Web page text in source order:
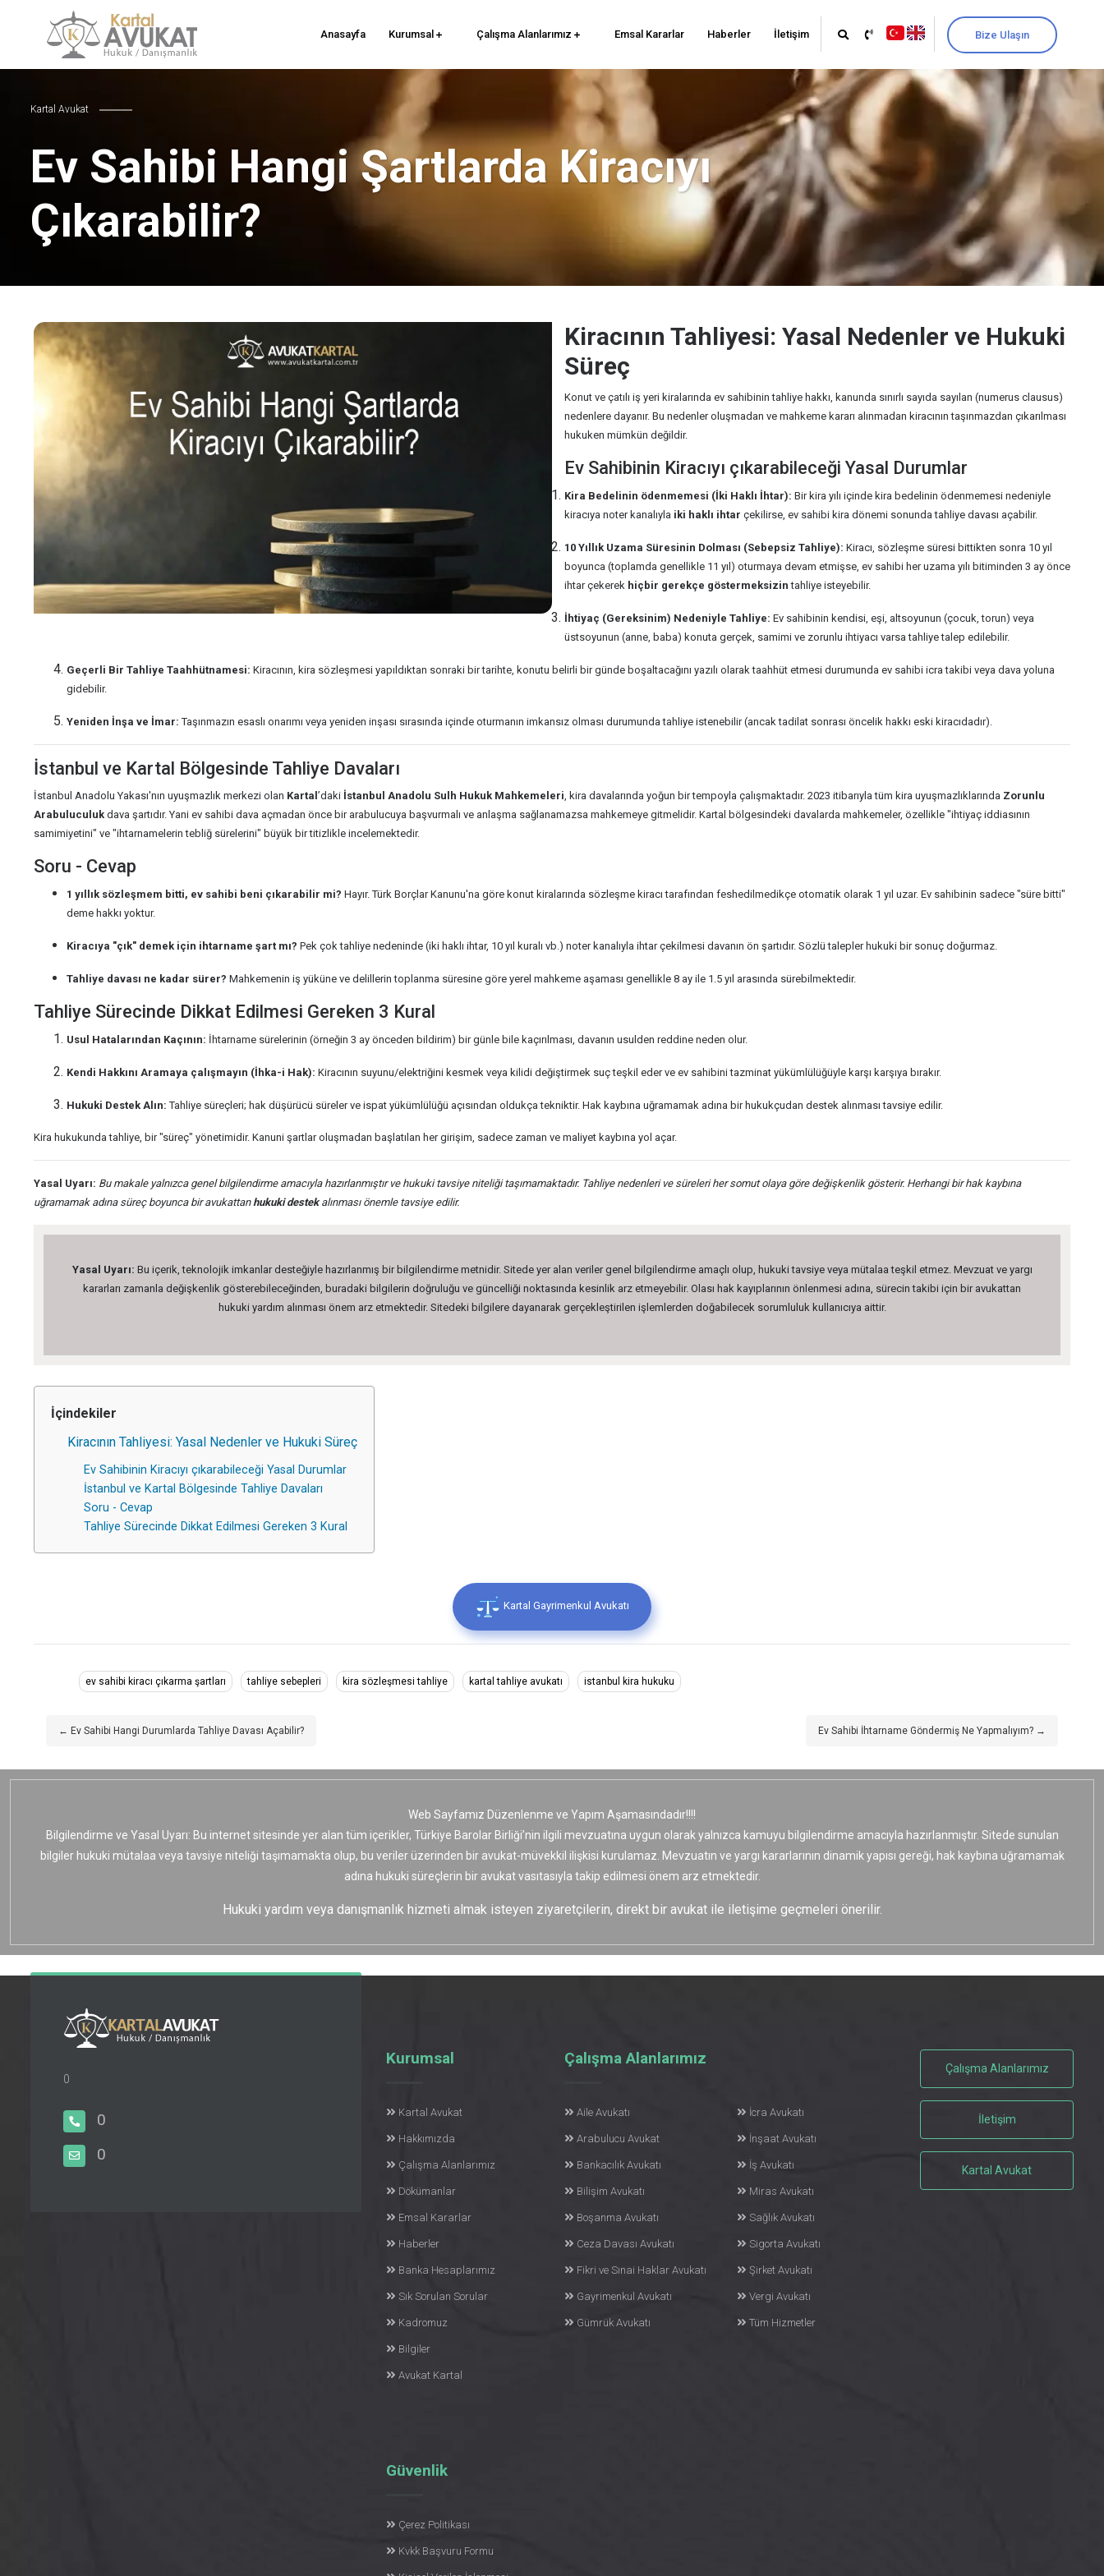
Anasayfa Kurumsal Çalışma Alanlarımız Emsal Kararlar Haberler İletişim Bize Ulaşın
Kartal Avukat
Ev Sahibi Hangi Şartlarda Kiracıyı
Çıkarabilir?
Kiracının Tahliyesi: Yasal Nedenler ve Hukuki
Süreç
Konut ve çatılı iş yeri kiralarında ev sahibinin tahliye hakkı, kanunda sınırlı sayıda sayılan (numerus clausus)
nedenlere dayanır. Bu nedenler oluşmadan ve mahkeme kararı alınmadan kiracının taşınmazdan çıkarılması
hukuken mümkün değildir.
Ev Sahibinin Kiracıyı çıkarabileceği Yasal Durumlar
Kira Bedelinin ödenmemesi (İki Haklı İhtar): Bir kira yılı içinde kira bedelinin ödenmemesi nedeniyle
kiracıya noter kanalıyla iki haklı ihtar çekilirse, ev sahibi kira dönemi sonunda tahliye davası açabilir.
10 Yıllık Uzama Süresinin Dolması (Sebepsiz Tahliye): Kiracı, sözleşme süresi bittikten sonra 10 yıl
boyunca (toplamda genellikle 11 yıl) oturmaya devam etmişse, ev sahibi her uzama yılı bitiminden 3 ay önce
ihtar çekerek hiçbir gerekçe göstermeksizin tahliye isteyebilir.
İhtiyaç (Gereksinim) Nedeniyle Tahliye: Ev sahibinin kendisi, eşi, altsoyunun (çocuk, torun) veya
üstsoyunun (anne, baba) konuta gerçek, samimi ve zorunlu ihtiyacı varsa tahliye talep edilebilir.
Geçerli Bir Tahliye Taahhütnamesi: Kiracının, kira sözleşmesi yapıldıktan sonraki bir tarihte, konutu belirli bir günde boşaltacağını yazılı olarak taahhüt etmesi durumunda ev sahibi icra takibi veya dava yoluna
gidebilir.
Yeniden İnşa ve İmar: Taşınmazın esaslı onarımı veya yeniden inşası sırasında içinde oturmanın imkansız olması durumunda tahliye istenebilir (ancak tadilat sonrası öncelik hakkı eski kiracıdadır).
İstanbul ve Kartal Bölgesinde Tahliye Davaları
İstanbul Anadolu Yakası'nın uyuşmazlık merkezi olan Kartal ’daki İstanbul Anadolu Sulh Hukuk Mahkemeleri, kira davalarında yoğun bir tempoyla çalışmaktadır. 2023 itibarıyla tüm kira uyuşmazlıklarında Zorunlu
Arabuluculuk dava şartıdır. Yani ev sahibi dava açmadan önce bir arabulucuya başvurmalı ve anlaşma sağlanamazsa mahkemeye gitmelidir. Kartal bölgesindeki davalarda mahkemeler, özellikle "ihtiyaç iddiasının
samimiyetini" ve "ihtarnamelerin tebliğ sürelerini" büyük bir titizlikle incelemektedir.
Soru - Cevap
1 yıllık sözleşmem bitti, ev sahibi beni çıkarabilir mi? Hayır. Türk Borçlar Kanunu'na göre konut kiralarında sözleşme kiracı tarafından feshedilmedikçe otomatik olarak 1 yıl uzar. Ev sahibinin sadece "süre bitti"
deme hakkı yoktur.
Kiracıya "çık" demek için ihtarname şart mı? Pek çok tahliye nedeninde (iki haklı ihtar, 10 yıl kuralı vb.) noter kanalıyla ihtar çekilmesi davanın ön şartıdır. Sözlü talepler hukuki bir sonuç doğurmaz.
Tahliye davası ne kadar sürer? Mahkemenin iş yüküne ve delillerin toplanma süresine göre yerel mahkeme aşaması genellikle 8 ay ile 1.5 yıl arasında sürebilmektedir.
Tahliye Sürecinde Dikkat Edilmesi Gereken 3 Kural
Usul Hatalarından Kaçının: İhtarname sürelerinin (örneğin 3 ay önceden bildirim) bir günle bile kaçırılması, davanın usulden reddine neden olur.
Kendi Hakkını Aramaya çalışmayın (İhka-i Hak): Kiracının suyunu/elektriğini kesmek veya kilidi değiştirmek suç teşkil eder ve ev sahibini tazminat yükümlülüğüyle karşı karşıya bırakır.
Hukuki Destek Alın: Tahliye süreçleri; hak düşürücü süreler ve ispat yükümlülüğü açısından oldukça tekniktir. Hak kaybına uğramamak adına bir hukukçudan destek alınması tavsiye edilir.
Kira hukukunda tahliye, bir "süreç" yönetimidir. Kanuni şartlar oluşmadan başlatılan her girişim, sadece zaman ve maliyet kaybına yol açar.
Yasal Uyarı: Bu makale yalnızca genel bilgilendirme amacıyla hazırlanmıştır ve hukuki tavsiye niteliği taşımamaktadır. Tahliye nedenleri ve süreleri her somut olaya göre değişkenlik gösterir. Herhangi bir hak kaybına
uğramamak adına süreç boyunca bir avukattanhukuki destekalınması önemle tavsiye edilir.
Yasal Uyarı: Bu içerik, teknolojik imkanlar desteğiyle hazırlanmış bir bilgilendirme metnidir. Sitede yer alan veriler genel bilgilendirme amaçlı olup, hukuki tavsiye veya mütalaa teşkil etmez. Mevzuat ve yargı
kararları zamanla değişkenlik gösterebileceğinden, buradaki bilgilerin doğruluğu ve güncelliği noktasında kesinlik arz etmeyebilir. Olası hak kayıplarının önlenmesi adına, sürecin takibi için bir avukattan
hukuki yardım alınması önem arz etmektedir. Sitedeki bilgilere dayanarak gerçekleştirilen işlemlerden doğabilecek sorumluluk kullanıcıya aittir.
İçindekiler
Kiracının Tahliyesi: Yasal Nedenler ve Hukuki Süreç
Ev Sahibinin Kiracıyı çıkarabileceği Yasal Durumlar
İstanbul ve Kartal Bölgesinde Tahliye Davaları
Soru - Cevap
Tahliye Sürecinde Dikkat Edilmesi Gereken 3 Kural
Kartal Gayrimenkul Avukatı
ev sahibi kiracı çıkarma şartları tahliye sebepleri kira sözleşmesi tahliye kartal tahliye avukatı istanbul kira hukuku
← Ev Sahibi Hangi Durumlarda Tahliye Davası Açabilir? Ev Sahibi İhtarname Göndermiş Ne Yapmalıyım? →
Web Sayfamız Düzenlenme ve Yapım Aşamasındadır!!!!
Bilgilendirme ve Yasal Uyarı: Bu internet sitesinde yer alan tüm içerikler, Türkiye Barolar Birliği’nin ilgili mevzuatına uygun olarak yalnızca kamuyu bilgilendirme amacıyla hazırlanmıştır. Sitede sunulan
bilgiler hukuki mütalaa veya tavsiye niteliği taşımamakta olup, bu veriler üzerinden bir avukat-müvekkil ilişkisi kurulamaz. Mevzuatın ve yargı kararlarının dinamik yapısı gereği, hak kaybına uğramamak
adına hukuki süreçlerin bir avukat vasıtasıyla takip edilmesi önem arz etmektedir.
Hukuki yardım veya danışmanlık hizmeti almak isteyen ziyaretçilerin, direkt bir avukat ile iletişime geçmeleri önerilir.
0
0
0
Kurumsal
Kartal Avukat
Hakkımızda
Çalışma Alanlarımız
Dökümanlar
Emsal Kararlar
Haberler
Banka Hesaplarımız
Sık Sorulan Sorular
Kadromuz
Bilgiler
Avukat Kartal
Güvenlik
Çerez Politikası
Kvkk Başvuru Formu
Çalışma Alanlarımız
Aile Avukatı
Arabulucu Avukat
Bankacılık Avukatı
Bilişim Avukatı
Boşanma Avukatı
Ceza Davası Avukatı
Fikri ve Sınai Haklar Avukatı
Gayrimenkul Avukatı
Gümrük Avukatı
İcra Avukatı
İnşaat Avukatı
İş Avukatı
Miras Avukatı
Sağlık Avukatı
Sigorta Avukatı
Şirket Avukatı
Vergi Avukatı
Tüm Hizmetler
Çalışma Alanlarımız
İletişim
Kartal Avukat